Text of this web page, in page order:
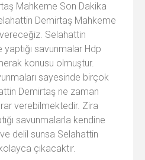
Mahkeme Son Dakika
Demirtaş Mahkeme
Selahattin
savunmalar Hdp
konusu olmuştur.
sayesinde birçok
Demirtaş ne zaman
verebilmektedir. Zira
savunmalarla kendine
delil sunsa Selahattin
çıkacaktır.